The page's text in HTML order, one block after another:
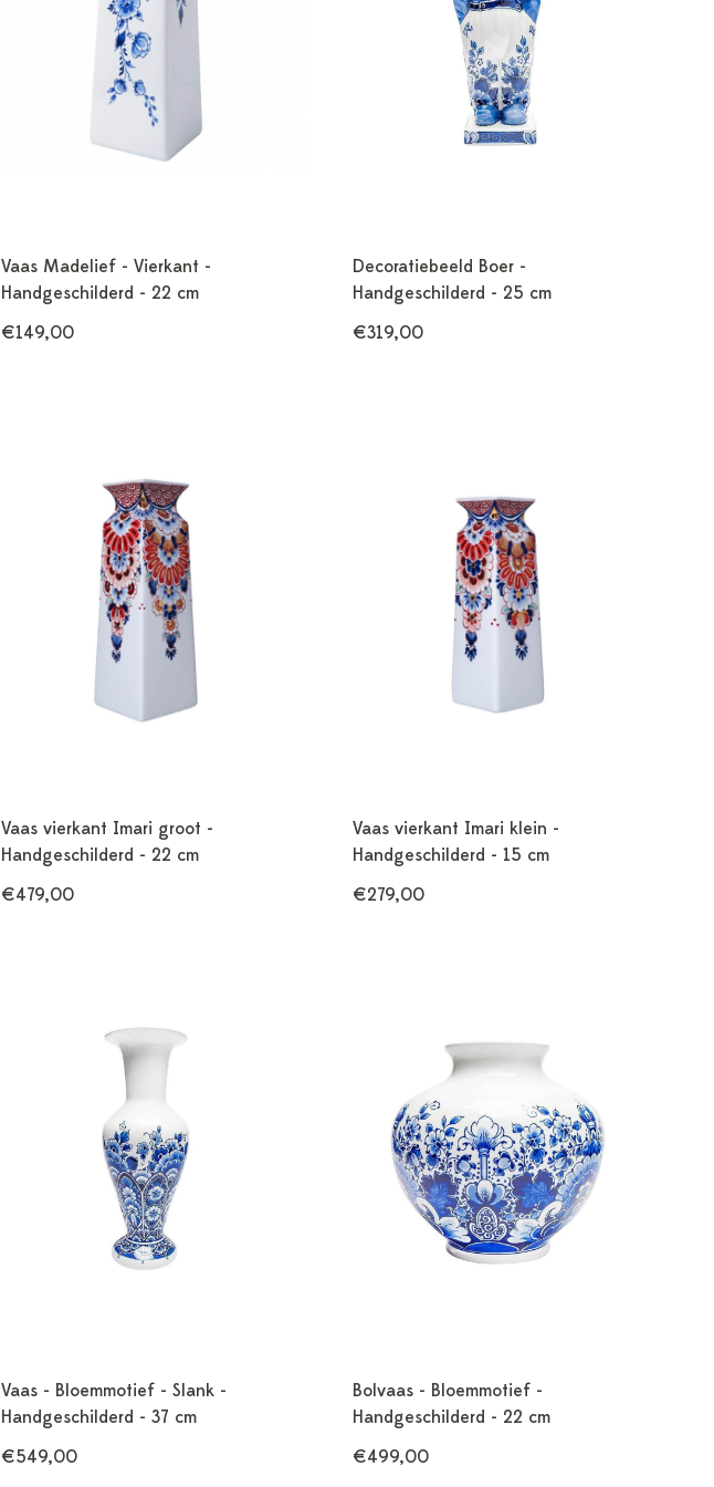
Vaas Madelief - Vierkant -
Handgeschilderd - 22 cm
€149,00
Decoratiebeeld Boer -
Handgeschilderd - 25 cm
€319,00
Vaas vierkant Imari groot -
Handgeschilderd - 22 cm
€479,00
Vaas vierkant Imari klein -
Handgeschilderd - 15 cm
€279,00
Vaas - Bloemmotief - Slank -
Handgeschilderd - 37 cm
€549,00
Bolvaas - Bloemmotief -
Handgeschilderd - 22 cm
€499,00